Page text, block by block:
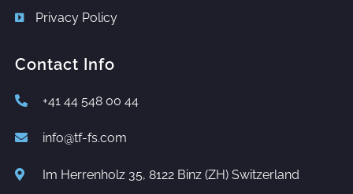
Privacy Policy
Contact Info
+41 44 548 00 44
info@tf-fs.com
Im Herrenholz 35, 8122 Binz (ZH) Switzerland